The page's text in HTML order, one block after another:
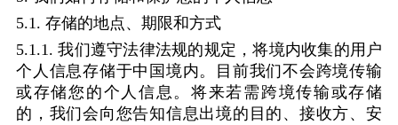
5.1. 存储的地点、期限和方式
5.1.1.我们遵守法律法规的规定，将境内收集的用户
个人信息存储于中国境内。目前我们不会跨境传输
或存储您的个人信息。将来若需跨境传输或存储
的，我们会向您告知信息出境的目的、接收方、安